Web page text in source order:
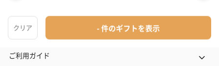
その他のシーン
ご利用ガイド